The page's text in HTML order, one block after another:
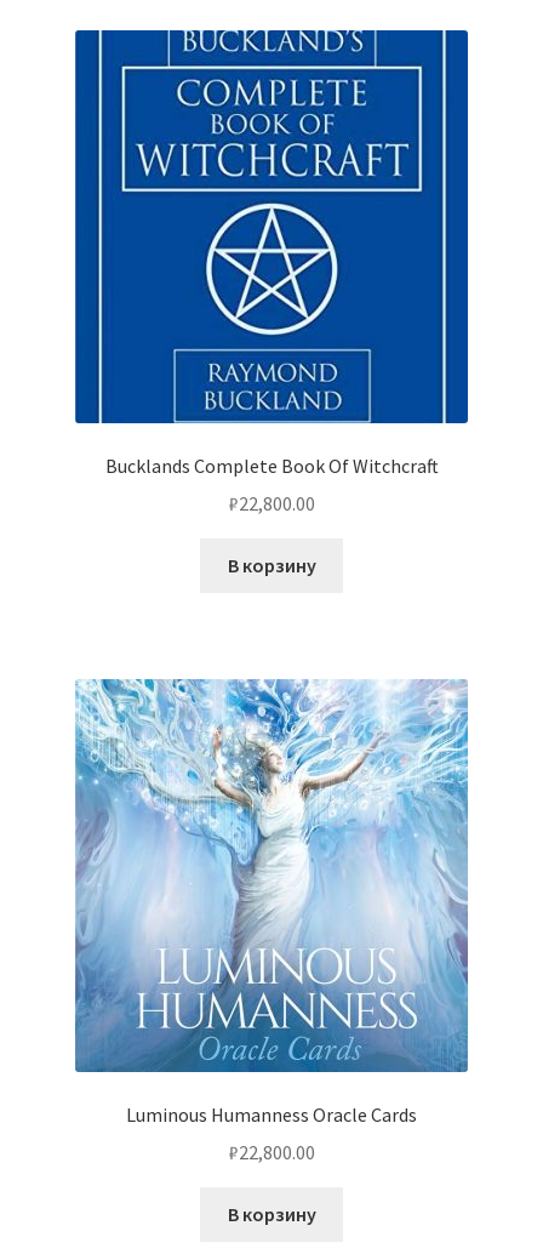
Bucklands Complete Book Of Witchcraft
₽22,800.00
В корзину
Luminous Humanness Oracle Cards
₽22,800.00
В корзину